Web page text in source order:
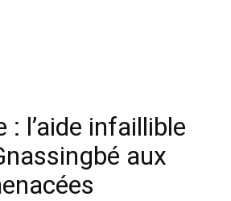
: l’aide infaillible
aux